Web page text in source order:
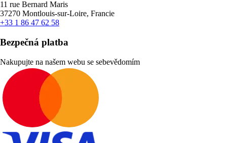
11 rue Bernard Maris
37270 Montlouis-sur-Loire, Francie
+33 1 86 47 62 58
Bezpečná platba
Nakupujte na našem webu se sebevědomím